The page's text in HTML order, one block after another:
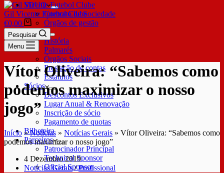
SDUQ
Contrato de Sociedade
Órgãos de gestão
Clube
História
Palmarés
Órgãos Sociais
Prestação de contas
Estatutos
Sócios
Descontos Exclusivos
Lugar Anual & Renovação
Inscrição de sócio
Pagamento de quotas
Bilheteira
Parceiros
Patrocinador Principal
Technical Sponsor
Oficial Sponsor
Gil Vicente Futebol Clube
€0,00
Pesquisar
Menu
Vítor Oliveira: “Sabemos como
podemos maximizar o nosso
jogo”
Início »Notícias » Notícias Gerais » Vítor Oliveira: “Sabemos como
podemos maximizar o nosso jogo”
4 Dezembro 2019
Notícias Gerais/Profissional